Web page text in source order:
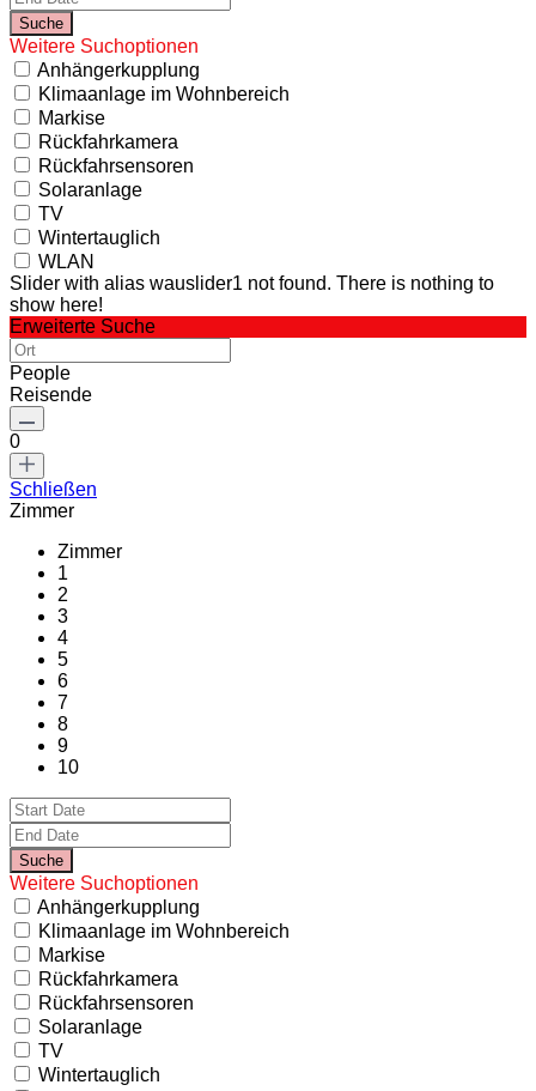
Weitere Suchoptionen
Anhängerkupplung
Klimaanlage im Wohnbereich
Markise
Rückfahrkamera
Rückfahrsensoren
Solaranlage
TV
Wintertauglich
WLAN
Slider with alias wauslider1 not found. There is nothing to
show here!
Erweiterte Suche
People
Reisende
0
Schließen
Zimmer
Zimmer
1
2
3
4
5
6
7
8
9
10
Weitere Suchoptionen
Anhängerkupplung
Klimaanlage im Wohnbereich
Markise
Rückfahrkamera
Rückfahrsensoren
Solaranlage
TV
Wintertauglich